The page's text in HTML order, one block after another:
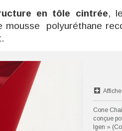
en tôle cintrée,
mousse polyuréthane
Cone
conçue
Igen »